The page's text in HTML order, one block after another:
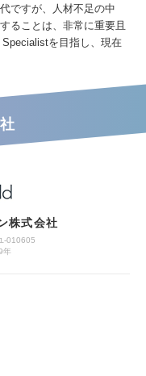
ですが、人材不足の中
ることは、非常に重要且
を目指し、現在
株式会社
-010605
年